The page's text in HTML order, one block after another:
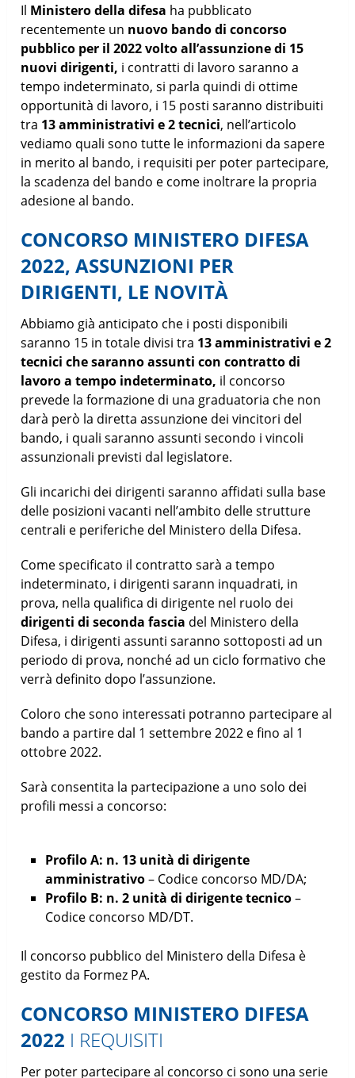
Il Ministero della difesa ha pubblicato
recentemente un nuovo bando di concorso
pubblico per il 2022 volto all’assunzione di 15
nuovi dirigenti, i contratti di lavoro saranno a
tempo indeterminato, si parla quindi di ottime
opportunità di lavoro, i 15 posti saranno distribuiti
tra 13 amministrativi e 2 tecnici, nell’articolo
vediamo quali sono tutte le informazioni da sapere
in merito al bando, i requisiti per poter partecipare,
la scadenza del bando e come inoltrare la propria
adesione al bando.
CONCORSO MINISTERO DIFESA
2022, ASSUNZIONI PER
DIRIGENTI, LE NOVITÀ
Abbiamo già anticipato che i posti disponibili
saranno 15 in totale divisi tra 13 amministrativi e 2
tecnici che saranno assunti con contratto di
lavoro a tempo indeterminato, il concorso
prevede la formazione di una graduatoria che non
darà però la diretta assunzione dei vincitori del
bando, i quali saranno assunti secondo i vincoli
assunzionali previsti dal legislatore.
Gli incarichi dei dirigenti saranno affidati sulla base
delle posizioni vacanti nell’ambito delle strutture
centrali e periferiche del Ministero della Difesa.
Come specificato il contratto sarà a tempo
indeterminato, i dirigenti sarann inquadrati, in
prova, nella qualifica di dirigente nel ruolo dei
dirigenti di seconda fascia del Ministero della
Difesa, i dirigenti assunti saranno sottoposti ad un
periodo di prova, nonché ad un ciclo formativo che
verrà definito dopo l’assunzione.
Coloro che sono interessati potranno partecipare al
bando a partire dal 1 settembre 2022 e fino al 1
ottobre 2022.
Sarà consentita la partecipazione a uno solo dei
profili messi a concorso:
Profilo A: n. 13 unità di dirigente
amministrativo– Codice concorso MD/DA;
Profilo B: n. 2 unità di dirigente tecnico–
Codice concorso MD/DT.
Il concorso pubblico del Ministero della Difesa è
gestito da Formez PA.
CONCORSO MINISTERO DIFESA
2022 I REQUISITI
Per poter partecipare al concorso ci sono una serie